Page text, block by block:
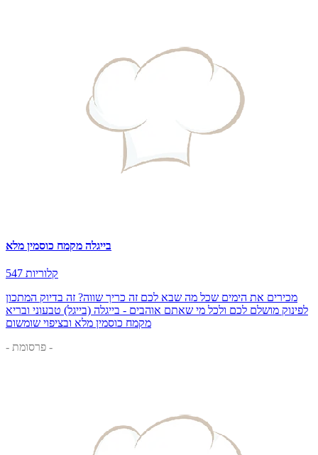
בייגלה מקמח כוסמין מלא
547 קלוריות
מכירים את הימים שכל מה שבא לכם זה כריך שווה? זה בדיוק המתכון
לפינוק מושלם לכם ולכל מי שאתם אוהבים - בייגלה (בייגל) טבעוני ובריא
מקמח כוסמין מלא ובציפוי שומשום
- פרסומת -